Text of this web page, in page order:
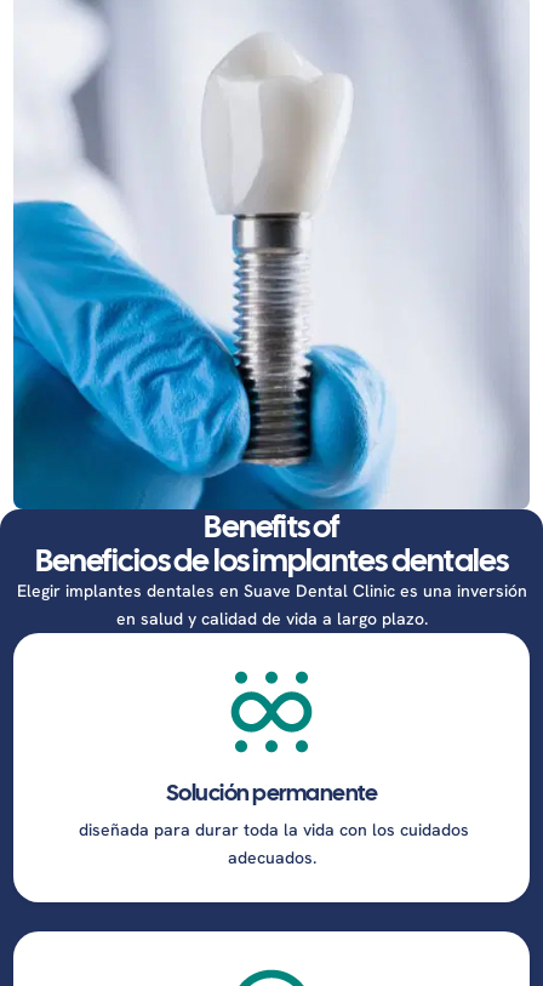
Benefits of
Beneficios de los implantes dentales
Elegir implantes dentales en Suave Dental Clinic es una inversión
en salud y calidad de vida a largo plazo.
Solución permanente
diseñada para durar toda la vida con los cuidados
adecuados.